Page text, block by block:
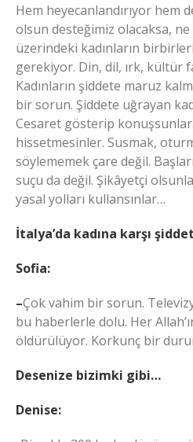
Hem heyecanlandırıyor hem
olsun desteğimiz olacaksa,
üzerindeki kadınların
gerekiyor. Din, dil, ırk, kültür
Kadınların şiddete maruz
bir sorun. Şiddete uğrayan
Cesaret gösterip
hissetmesinler. Susmak,
söylememek çare değil.
suçu da değil. Şikâyetçi
yasal yolları kullansınlar…
İtalya’da kadına karşı
Sofia:
–Çok vahim bir sorun.
bu haberlerle dolu. Her
öldürülüyor. Korkunç bir
Desenize bizimki gibi…
Denise: